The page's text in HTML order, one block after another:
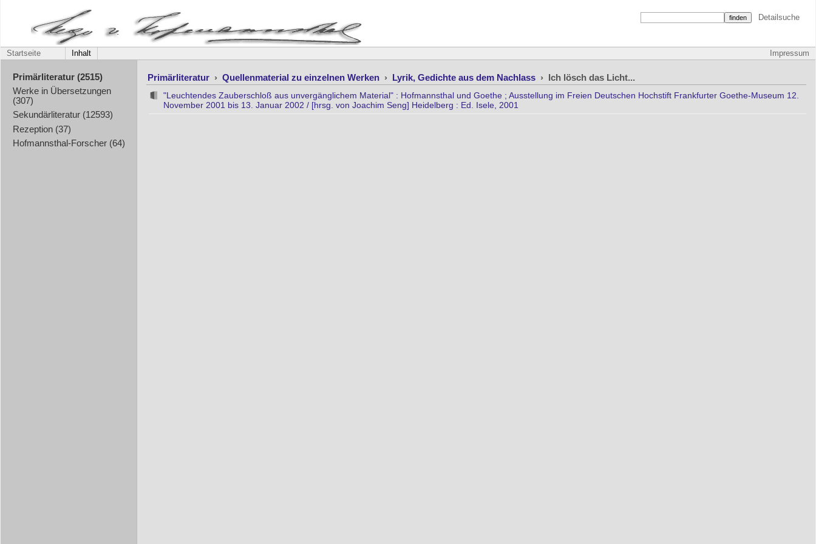
Detailsuche
Impressum
Startseite Inhalt
Primärliteratur (2515)
Werke in Übersetzungen
(307)
Sekundärliteratur (12593)
Rezeption (37)
Hofmannsthal-Forscher (64)
Primärliteratur › Quellenmaterial zu einzelnen Werken › Lyrik, Gedichte aus dem Nachlass › Ich lösch das Licht...
"Leuchtendes Zauberschloß aus unvergänglichem Material" : Hofmannsthal und Goethe ; Ausstellung im Freien Deutschen Hochstift Frankfurter Goethe-Museum 12.
November 2001 bis 13. Januar 2002 / [hrsg. von Joachim Seng] Heidelberg : Ed. Isele, 2001